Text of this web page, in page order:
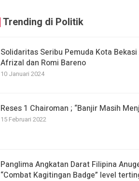
Trending di Politik
Solidaritas Seribu Pemuda Kota
Afrizal dan Romi Bareno
10 Januari 2024
Reses 1 Chairoman ; “Banjir Masih
15 Februari 2022
Panglima Angkatan Darat Filipina
“Combat Kagitingan Badge” level